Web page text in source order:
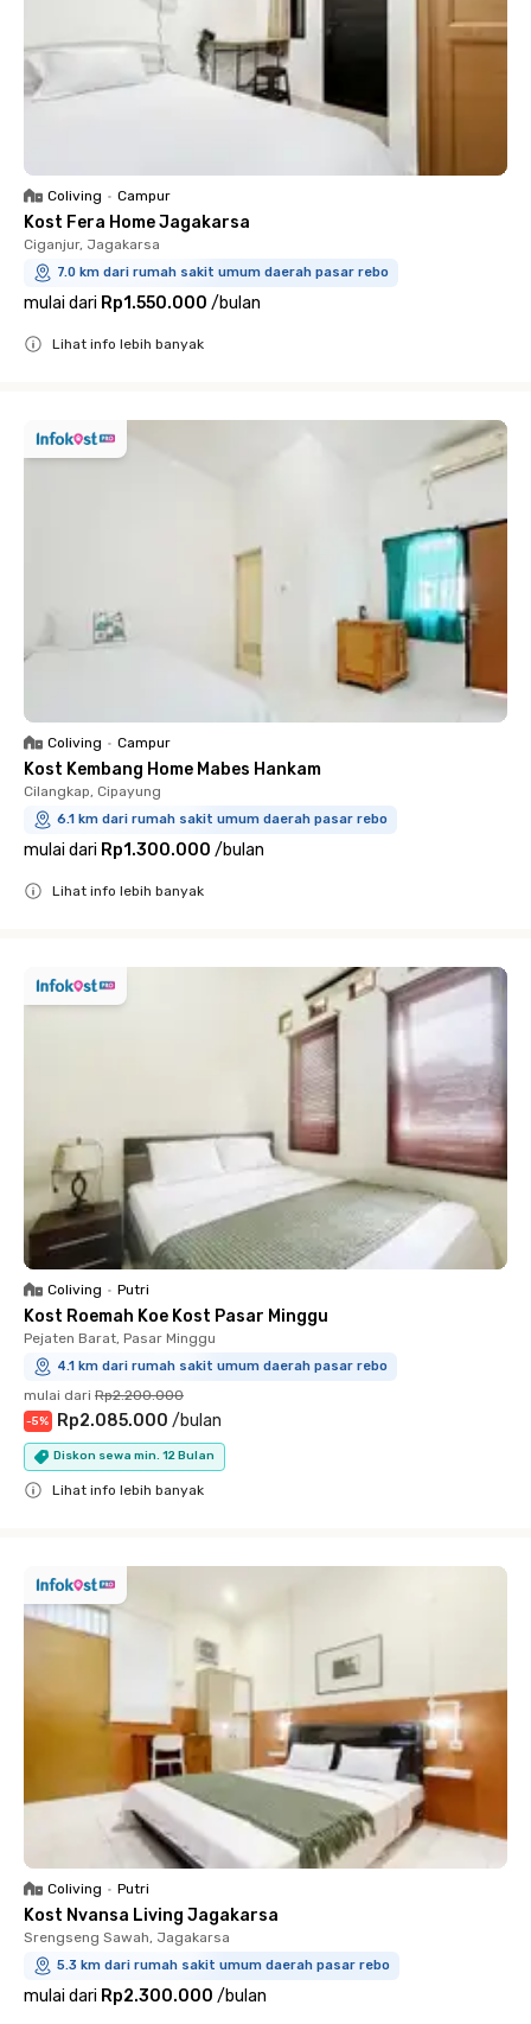
Coliving • Campur
Kost Fera Home Jagakarsa
Ciganjur, Jagakarsa
7.0 km dari rumah sakit umum daerah pasar rebo
mulai dari Rp1.550.000 /bulan
Lihat info lebih banyak
Coliving • Campur
Kost Kembang Home Mabes Hankam
Cilangkap, Cipayung
6.1 km dari rumah sakit umum daerah pasar rebo
mulai dari Rp1.300.000 /bulan
Lihat info lebih banyak
Coliving • Putri
Kost Roemah Koe Kost Pasar Minggu
Pejaten Barat, Pasar Minggu
4.1 km dari rumah sakit umum daerah pasar rebo
mulai dari Rp2.200.000
-5% Rp2.085.000 /bulan
Diskon sewa min. 12 Bulan
Lihat info lebih banyak
Coliving • Putri
Kost Nvansa Living Jagakarsa
Srengseng Sawah, Jagakarsa
5.3 km dari rumah sakit umum daerah pasar rebo
mulai dari Rp2.300.000 /bulan